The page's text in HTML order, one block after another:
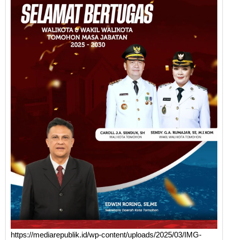
https://mediarepublik.id/wp-content/uploads/2025/03/IMG-